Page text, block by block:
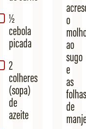
½
cebola
picada
2
colheres
(sopa)
de
azeite
o
ao
sugo
e
as
folhas
de